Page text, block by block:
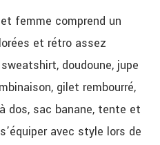
femme comprend un
et rétro assez
doudoune, jupe
gilet rembourré,
dos, sac banane, tente et
avec style lors de